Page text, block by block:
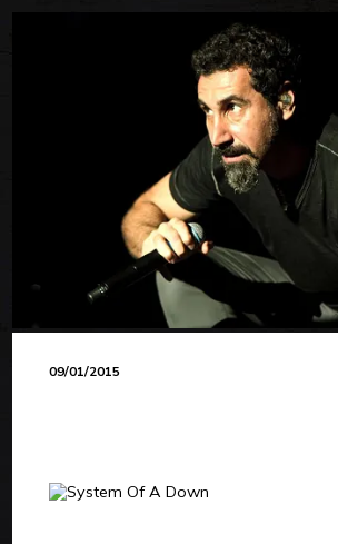
09/01/2015